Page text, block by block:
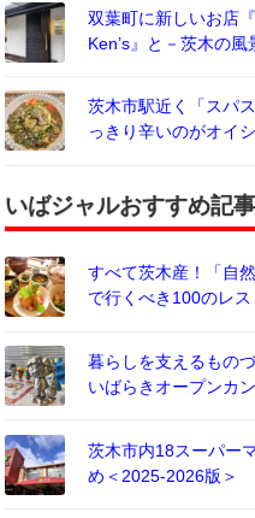
双葉町に新しいお店
Ken’s』と－茨木の風
茨木市駅近く「スパ
っきり辛いのがオイ
いばジャルおすすめ記事
すべて茨木産！「自
で行くべき100のレス
暮らしを支えるもの
いばらきオープンカ
茨木市内18スーパー
め＜2025-2026版＞